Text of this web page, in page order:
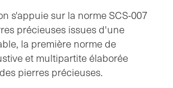
s'appuie sur la norme SCS-007
précieuses issues d'une
la première norme de
et multipartite élaborée
pierres précieuses.